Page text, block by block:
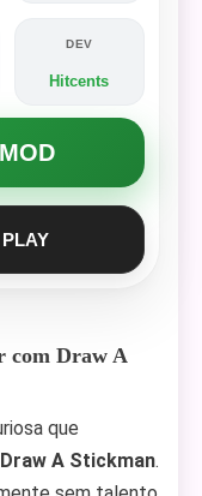
DEV
Hitcents
com Draw A
que
Draw A Stickman.